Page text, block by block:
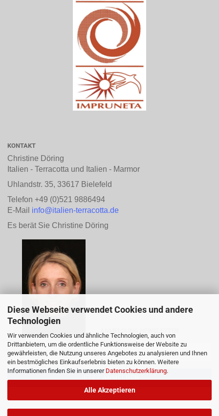
Diese Webseite verwendet Cookies und andere
Technologien
Wir verwenden Cookies und ähnliche Technologien, auch von
Drittanbietern, um die ordentliche Funktionsweise der Website zu
gewährleisten, die Nutzung unseres Angebotes zu analysieren und Ihnen
ein bestmögliches Einkaufserlebnis bieten zu können. Weitere
Informationen finden Sie in unserer Datenschutzerklärung.
Alle Akzeptieren
KONTAKT
Christine Döring
Italien - Terracotta und Italien - Marmor
Uhlandstr. 35, 33617 Bielefeld
Telefon +49 (0)521 9886494
E-Mail info@italien-terracotta.de
Es berät Sie Christine Döring